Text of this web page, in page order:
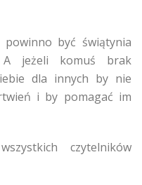
powinno być świątynia
A jeżeli komuś brak
dla innych by nie
i by pomagać im
czytelników